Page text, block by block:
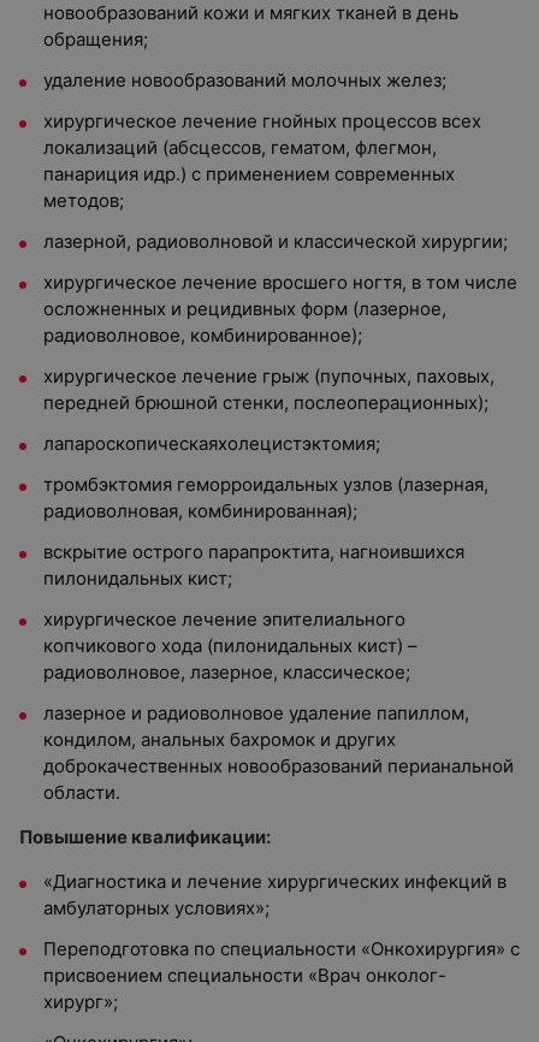
новообразований кожи и мягких тканей в день
обращения;
удаление новообразований молочных желез;
хирургическое лечение гнойных процессов всех
локализаций (абсцессов, гематом, флегмон,
панариция идр.) с применением современных
методов;
лазерной, радиоволновой и классической хирургии;
хирургическое лечение вросшего ногтя, в том числе
осложненных и рецидивных форм (лазерное,
радиоволновое, комбинированное);
хирургическое лечение грыж (пупочных, паховых,
передней брюшной стенки, послеоперационных);
лапароскопическаяхолецистэктомия;
тромбэктомия геморроидальных узлов (лазерная,
радиоволновая, комбинированная);
вскрытие острого парапроктита, нагноившихся
пилонидальных кист;
хирургическое лечение эпителиального
копчикового хода (пилонидальных кист) –
радиоволновое, лазерное, классическое;
лазерное и радиоволновое удаление папиллом,
кондилом, анальных бахромок и других
доброкачественных новообразований перианальной
области.
Повышение квалификации:
«Диагностика и лечение хирургических инфекций в
амбулаторных условиях»;
Переподготовка по специальности «Онкохирургия» с
присвоением специальности «Врач онколог-
хирург»;